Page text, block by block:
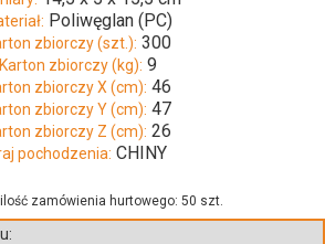
Poliwęglan (PC)
zbiorczy (szt.): 300
Karton zbiorczy (kg): 9
zbiorczy X (cm): 46
zbiorczy Y (cm): 47
zbiorczy Z (cm): 26
pochodzenia: CHINY
zamówienia hurtowego: 50 szt.